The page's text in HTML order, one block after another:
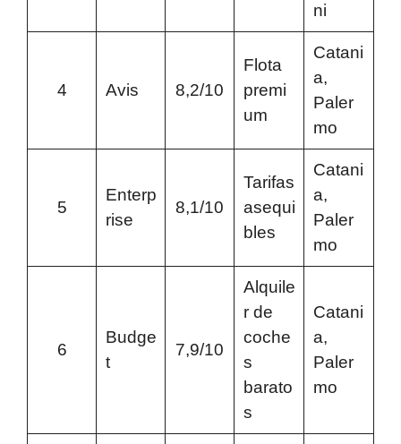
ni
4 Avis 8,2/10
Flota
premi
um
Catani
a,
Paler
mo
5
Enterp
rise
8,1/10
Tarifas
asequi
bles
Catani
a,
Paler
mo
6
Budge
t
7,9/10
Alquile
r de
coche
s
barato
s
Catani
a,
Paler
mo